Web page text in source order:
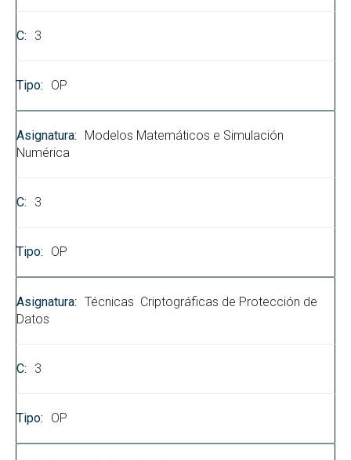
3
OP
Modelos Matemáticos e Simulación
Numérica
3
OP
Técnicas Criptográficas de Protección de
Datos
3
OP